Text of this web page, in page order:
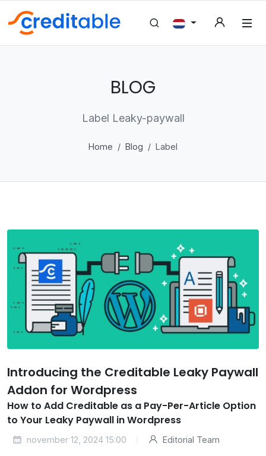
BLOG
Label Leaky-paywall
Home Blog Label
Introducing the Creditable Leaky Paywall
Addon for Wordpress
How to Add Creditable as a Pay-Per-Article Option
to Your Leaky Paywall in Wordpress
november 12, 2024 15:00 Editorial Team